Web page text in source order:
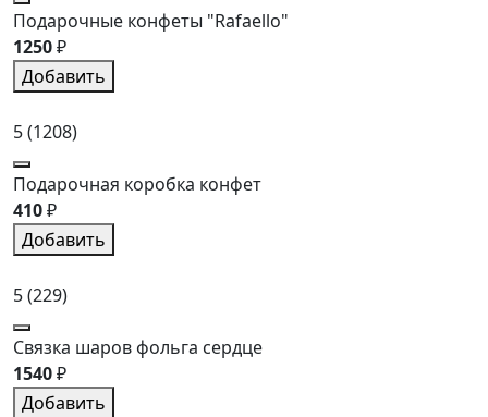
Подарочные конфеты "Rafaello"
1250₽
Добавить
5(1208)
Подарочная коробка конфет
410₽
Добавить
5(229)
Связка шаров фольга сердце
1540₽
Добавить